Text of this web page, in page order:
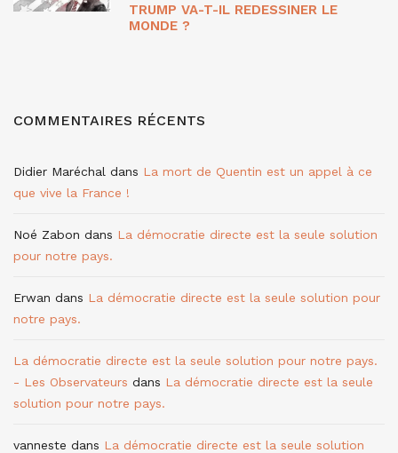
TRUMP VA-T-IL REDESSINER LE
MONDE ?
COMMENTAIRES RÉCENTS
Didier Maréchal dans La mort de Quentin est un appel à ce
que vive la France !
Noé Zabon dans La démocratie directe est la seule solution
pour notre pays.
Erwan dans La démocratie directe est la seule solution pour
notre pays.
La démocratie directe est la seule solution pour notre pays.
- Les Observateurs dans La démocratie directe est la seule
solution pour notre pays.
vanneste dans La démocratie directe est la seule solution